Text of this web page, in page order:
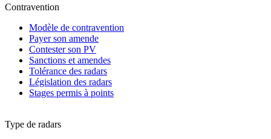
Contravention
Modèle de contravention
Payer son amende
Contester son PV
Sanctions et amendes
Tolérance des radars
Législation des radars
Stages permis à points
Type de radars